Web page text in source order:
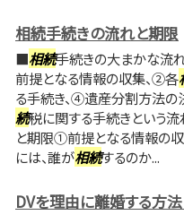
相続手続きの流れと期限
■相続手続きの大まかな流
前提となる情報の収集、②各
る手続き、④遺産分割方法の
続税に関する手続きという
と期限①前提となる情報の収
には、誰が相続するのか...
DVを理由に離婚する方